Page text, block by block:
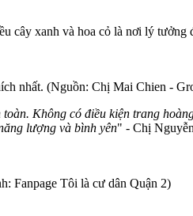
xanh và hoa cỏ là nơi lý
nhất. (Nguồn: Chị Mai Chien -
Không có điều kiện trang
lượng và bình yên" - Chị
Fanpage Tôi là cư dân Quận 2)